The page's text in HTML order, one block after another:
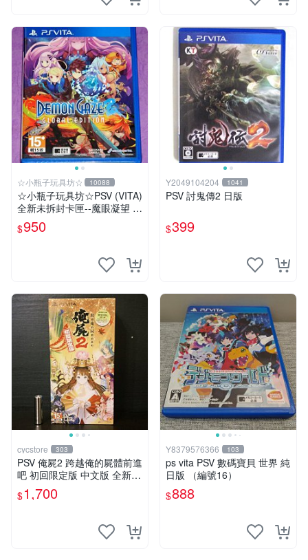
☆小瓶子玩具坊☆ 10088
☆小瓶子玩具坊☆PSV (VITA)
全新未拆封卡匣--魔眼凝望 Gl
obal Edition 黃金版
$950
Y2049104204 1041
PSV 討鬼傳2 日版
$399
cycstore 303
PSV 俺屍2 跨越俺的屍體前進
吧 初回限定版 中文版 全新未
拆封 X200
$1,700
Y8379576366 103
ps vita PSV 數碼寶貝 世界 純
日版 （編號16）
$888